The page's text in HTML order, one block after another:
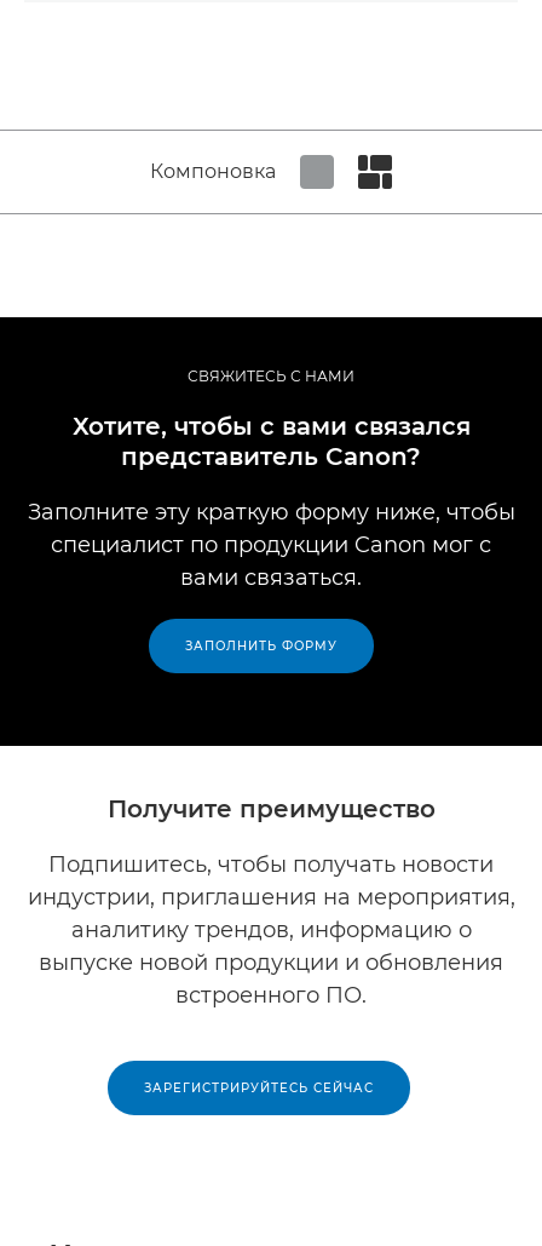
Компоновка
СВЯЖИТЕСЬ С НАМИ
Хотите, чтобы с вами связался
представитель Canon?
Заполните эту краткую форму ниже, чтобы
специалист по продукции Canon мог с
вами связаться.
ЗАПОЛНИТЬ ФОРМУ
Получите преимущество
Подпишитесь, чтобы получать новости
индустрии, приглашения на мероприятия,
аналитику трендов, информацию о
выпуске новой продукции и обновления
встроенного ПО.
ЗАРЕГИСТРИРУЙТЕСЬ СЕЙЧАС